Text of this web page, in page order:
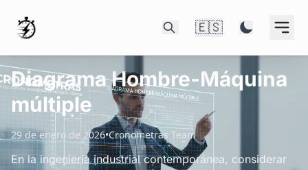
🇪🇸
Diagrama Hombre-Máquina
múltiple
29 de enero de 2026•Cronometras Team
En la ingeniería industrial contemporánea, considerar